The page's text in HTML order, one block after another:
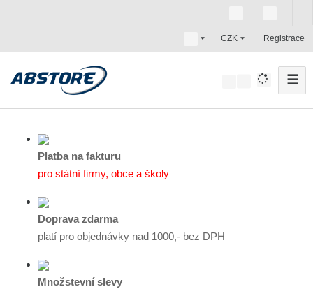
c
z
CZK Registrace
☰
Platba na fakturu
pro státní firmy, obce a školy
Doprava zdarma
platí pro objednávky nad 1000,- bez DPH
Množstevní slevy